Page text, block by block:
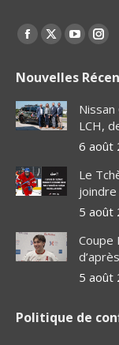
Find us on:
Facebook
opens
in
new
X
opens
in
new
window
YouTube
opens
in
new
window
in
Nouvelles
LCH,
6 août
Le
joindre
5 août
Coupe
5 août
Politique de